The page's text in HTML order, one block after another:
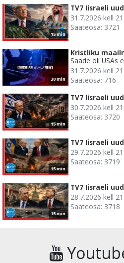
15 min
TV7 Iisraeli
31.7.2026 kell
Saateosa: 3721
30 min
Kristliku
Saade oli USAs
31.7.2026 kell
Saateosa: 716
15 min
TV7 Iisraeli
30.7.2026 kell
Saateosa: 3720
15 min
TV7 Iisraeli
29.7.2026 kell
Saateosa: 3719
15 min
TV7 Iisraeli
28.7.2026 kell
Saateosa: 3718